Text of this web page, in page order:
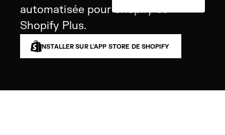
automatisée pour Shopify et
Shopify Plus.
INSTALLER SUR L'APP STORE DE SHOPIFY